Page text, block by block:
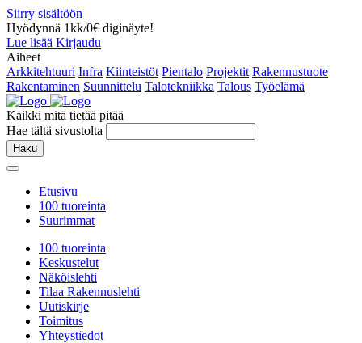
Siirry sisältöön
Hyödynnä 1kk/0€ diginäyte!
Lue lisää Kirjaudu
Aiheet
Arkkitehtuuri Infra Kiinteistöt Pientalo Projektit Rakennustuote
Rakentaminen Suunnittelu Talotekniikka Talous Työelämä
Kaikki mitä tietää pitää
Hae tältä sivustolta
Haku
Etusivu
100 tuoreinta
Suurimmat
100 tuoreinta
Keskustelut
Näköislehti
Tilaa Rakennuslehti
Uutiskirje
Toimitus
Yhteystiedot